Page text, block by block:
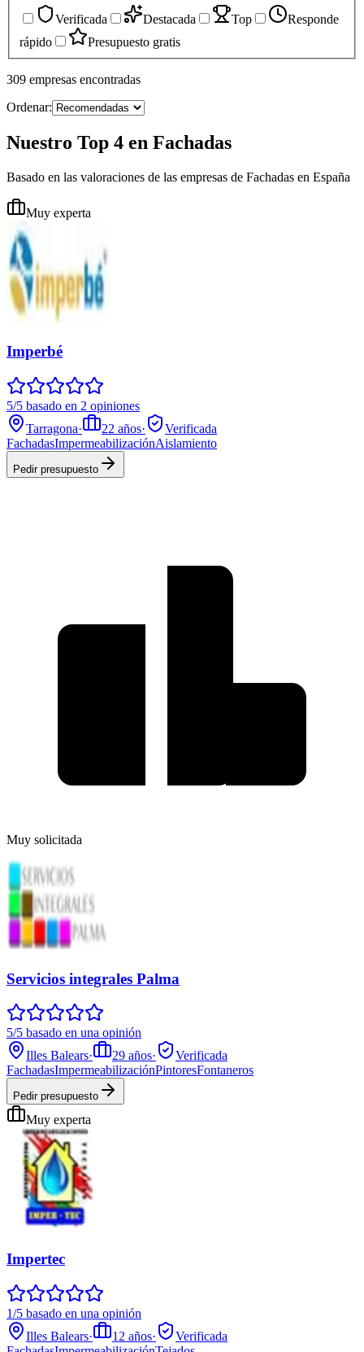
Verificada
Destacada Top
Responde
rápido
Presupuesto gratis
309 empresas encontradas
Ordenar:
Nuestro Top 4 en Fachadas
Basado en las valoraciones de las empresas de Fachadas en España
Muy experta
Imperbé
5/5 basado en 2 opiniones
Tarragona· 22 años·
Verificada
FachadasImpermeabilizaciónAislamiento
Pedir presupuesto
Muy solicitada
Servicios integrales Palma
5/5 basado en una opinión
Illes Balears· 29 años·
Verificada
FachadasImpermeabilizaciónPintoresFontaneros
Pedir presupuesto
Muy experta
Impertec
1/5 basado en una opinión
Illes Balears· 12 años·
Verificada